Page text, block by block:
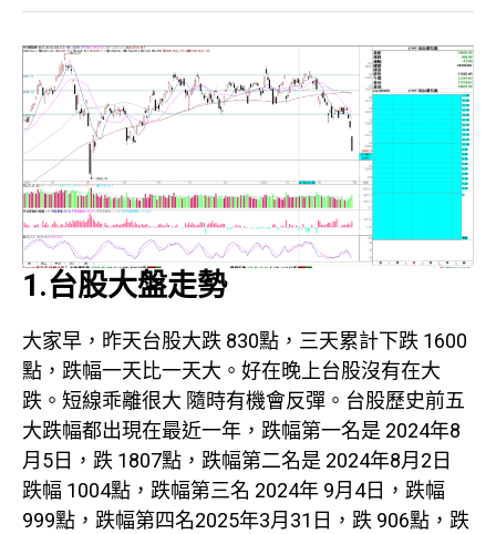
1.台股大盤走勢
大家早，昨天台股大跌 830點，三天累計下跌 1600
點，跌幅一天比一天大。好在晚上台股沒有在大
跌。短線乖離很大 隨時有機會反彈。台股歷史前五
大跌幅都出現在最近一年，跌幅第一名是 2024年8
月5日，跌 1807點，跌幅第二名是 2024年8月2日
跌幅 1004點，跌幅第三名 2024年 9月4日，跌幅
999點，跌幅第四名2025年3月31日，跌 906點，跌